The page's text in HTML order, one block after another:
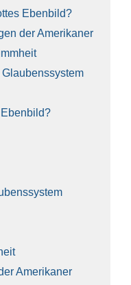
Eben­bild?
der Ame­ri­ka­ner
Ame­ri­ka­ner